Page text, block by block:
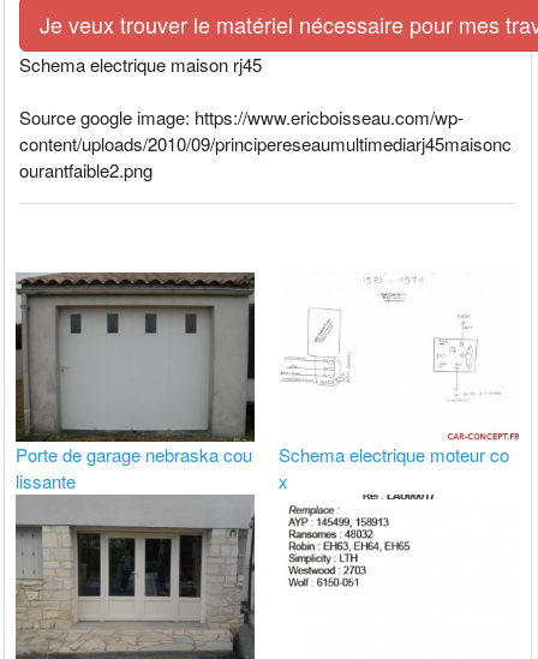
Je veux trouver le matériel nécessaire pour mes
Schema electrique maison rj45
Source google image: https://www.ericboisseau.com/wp-
content/uploads/2010/09/principereseaumultimediarj45maisonc
ourantfaible2.png
Porte de garage nebraska cou
lissante
Schema electrique moteur co
x